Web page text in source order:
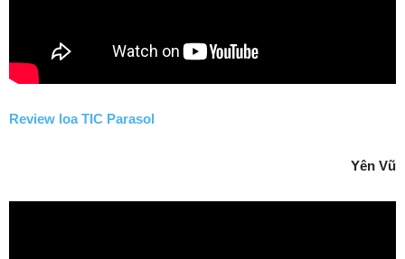
Review loa TIC Parasol
Yên Vũ